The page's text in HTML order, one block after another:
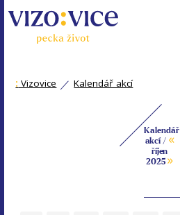
: Vizovice Kalendář akcí
Kalendář
akcí / «
říjen
2025»